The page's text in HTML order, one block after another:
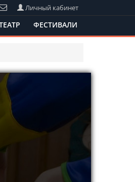
Личный кабинет
ФЕСТИВАЛИ